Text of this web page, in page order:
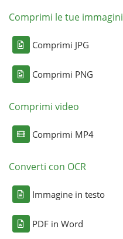
Comprimi le tue immagini
Comprimi JPG
Comprimi PNG
Comprimi video
Comprimi MP4
Converti con OCR
Immagine in testo
PDF in Word